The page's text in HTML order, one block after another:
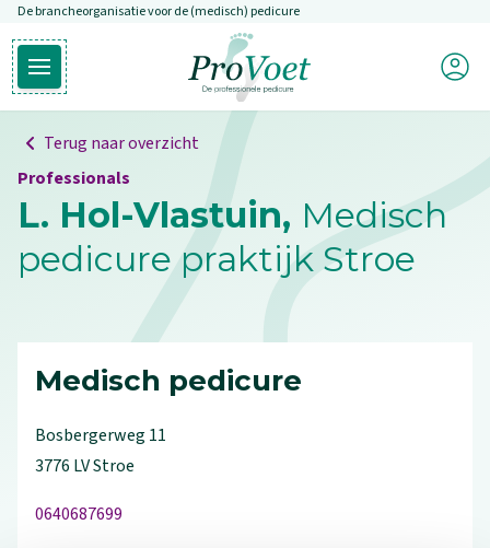
Overslaan en naar de inhoud gaan
De brancheorganisatie voor de (medisch) pedicure
Open hoofdmenu
Ga naar de homepagina
Mijn
Terug naar overzicht
Professionals
L. Hol-Vlastuin, Medisch
pedicure praktijk Stroe
Medisch pedicure
Bosbergerweg 11
3776 LVStroe
0640687699